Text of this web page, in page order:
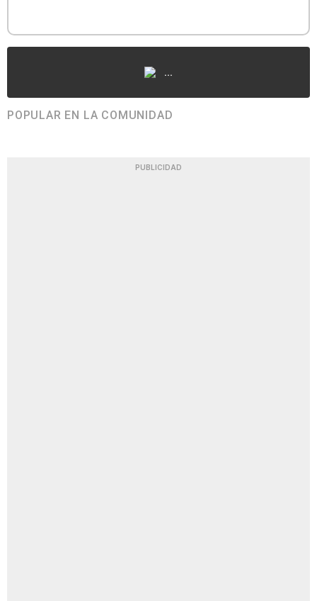
...
POPULAR EN LA COMUNIDAD
PUBLICIDAD